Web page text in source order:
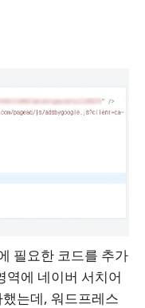
필요한 코드를 추가
에 네이버 서치어
는데, 워드프레스